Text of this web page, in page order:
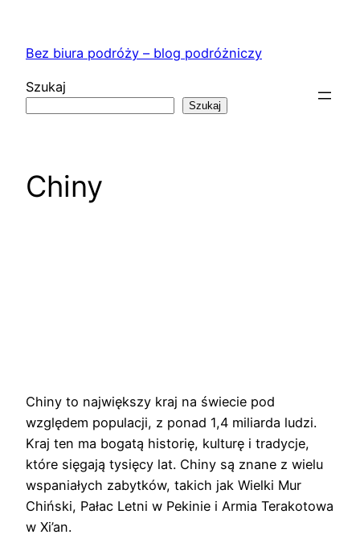
treściBez biura podróży – blog podróżniczy
Szukaj
Szukaj
Chiny
Chiny to największy kraj na świecie pod
względem populacji, z ponad 1,4 miliarda ludzi.
Kraj ten ma bogatą historię, kulturę i tradycje,
które sięgają tysięcy lat. Chiny są znane z wielu
wspaniałych zabytków, takich jak Wielki Mur
Chiński, Pałac Letni w Pekinie i Armia Terakotowa
w Xi’an.